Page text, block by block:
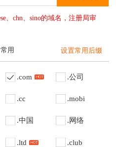
、chn、sino的域名，注册局审
常用 设置常用后缀
.com .公司
.cc .mobi
.中国 .网络
.ltd .club